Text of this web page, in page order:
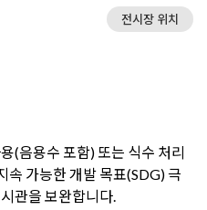
전시장 위치
(음용수 포함) 또는 식수 처리
속 가능한 개발 목표(SDG) 극
관을 보완합니다.